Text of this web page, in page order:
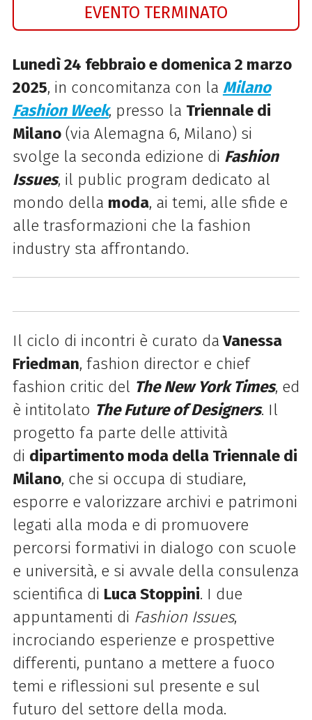
EVENTO TERMINATO
Lunedì 24 febbraio e domenica 2 marzo
2025, in concomitanza con la Milano
Fashion Week, presso la Triennale di
Milano(via Alemagna 6, Milano) si
svolge la seconda edizione di Fashion
Issues, il public program dedicato al
mondo della moda, ai temi, alle sfide e
alle trasformazioni che la fashion
industry sta affrontando.
Il ciclo di incontri è curato daVanessa
Friedman, fashion director e chief
fashion critic del The New York Times, ed
è intitolato The Future of Designers. Il
progetto fa parte delle attività
di dipartimento moda della Triennaledi
Milano, che si occupa di studiare,
esporre e valorizzare archivi e patrimoni
legati alla moda e di promuovere
percorsi formativi in dialogo con scuole
e università, e si avvale della consulenza
scientifica di Luca Stoppini. I due
appuntamenti di Fashion Issues,
incrociando esperienze e prospettive
differenti, puntano a mettere a fuoco
temi e riflessioni sul presente e sul
futuro del settore della moda.